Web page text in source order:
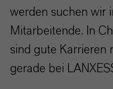
werden suchen wir
Mitarbeitende. In
sind gute Karrieren
gerade bei